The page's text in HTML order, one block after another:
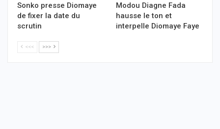
Sonko presse Diomaye
de fixer la date du
scrutin
Modou Diagne Fada
hausse le ton et
interpelle Diomaye Faye
<<< >>>